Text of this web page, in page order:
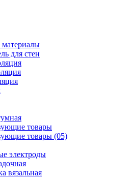
для стен
товары
товары (05)
электроды
вязальная